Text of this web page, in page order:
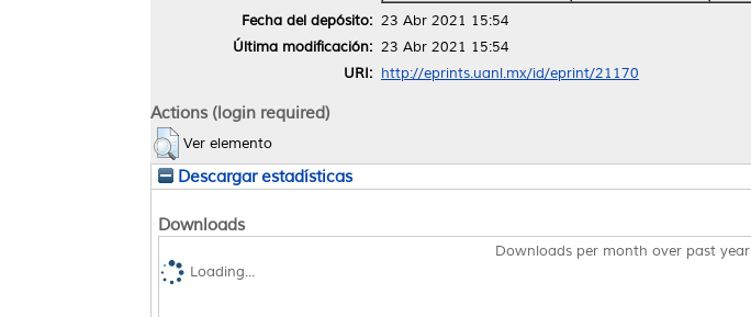
Fecha del depósito: 23 Abr 2021 15:54
Última modificación: 23 Abr 2021 15:54
URI: http://eprints.uanl.mx/id/eprint/21170
Actions (login required)
Ver elemento
Descargar estadísticas
Downloads
Downloads per month over past year
Loading...